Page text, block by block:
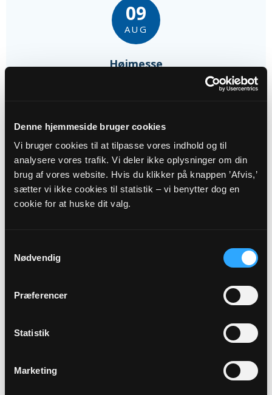
Denne hjemmeside bruger cookies
Vi bruger cookies til at tilpasse vores indhold og til
analysere vores trafik. Vi deler ikke oplysninger om din
brug af vores website. Hvis du klikker på knappen ’Afvis,’
sætter vi ikke cookies til statistik – vi benytter dog en
cookie for at huske dit valg.
Nødvendig
Præferencer
Statistik
Marketing
09
AUG
Højmesse
16
AUG
KirkeSplat
Nazaret Kirke, kl. 09:30
Der er ingen forestående arrangementer indtastet.